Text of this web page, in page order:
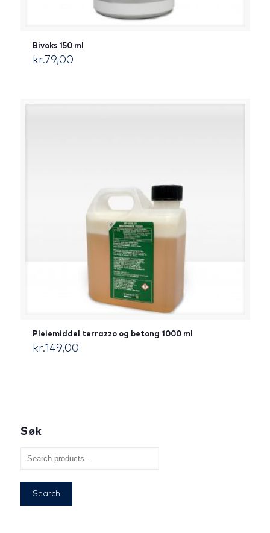
Bivoks 150 ml
kr.79,00
Pleiemiddel terrazzo og betong 1000 ml
kr.149,00
Søk
Search